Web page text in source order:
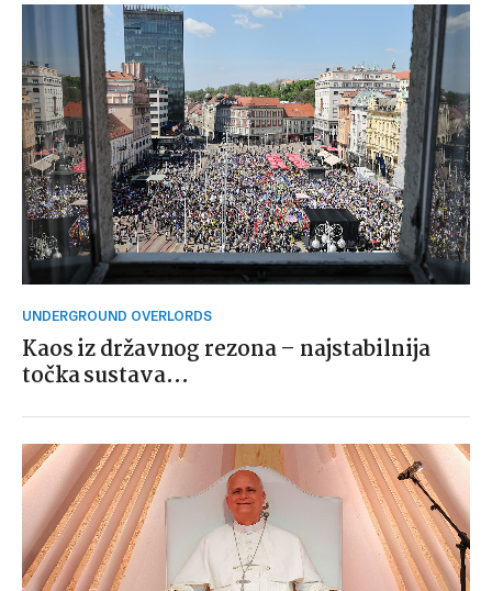
UNDERGROUND OVERLORDS
Kaos iz državnog rezona – najstabilnija
točka sustava…